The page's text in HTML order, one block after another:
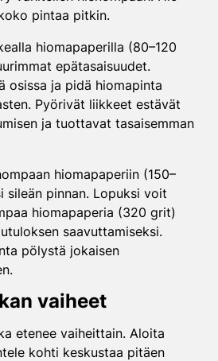
pintaa pitkin.
hiomapaperilla (80–120
epätasaisuudet.
osissa ja pidä hiomapinta
Pyörivät liikkeet estävät
ja tuottavat tasaisemman
hiomapaperiin (150–
sileän pinnan. Lopuksi voit
hiomapaperia (320 grit)
saavuttamiseksi.
pölystä jokaisen
vaiheet
etenee vaiheittain. Aloita
kohti keskustaa pitäen